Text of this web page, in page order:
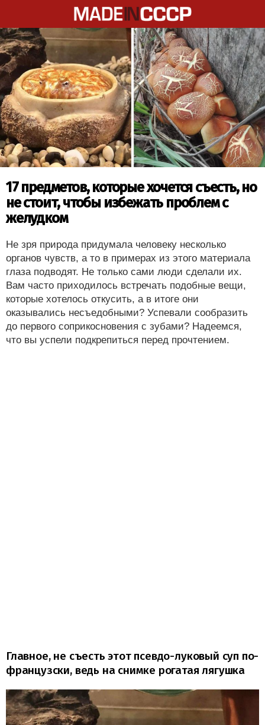
17 предметов, которые хочется съесть, но
не стоит, чтобы избежать проблем с
желудком
Не зря природа придумала человеку несколько
органов чувств, а то в примерах из этого материала
глаза подводят. Не только сами люди сделали их.
Вам часто приходилось встречать подобные вещи,
которые хотелось откусить, а в итоге они
оказывались несъедобными? Успевали сообразить
до первого соприкосновения с зубами? Надеемся,
что вы успели подкрепиться перед прочтением.
Главное, не съесть этот псевдо-луковый суп по-
французски, ведь на снимке рогатая лягушка